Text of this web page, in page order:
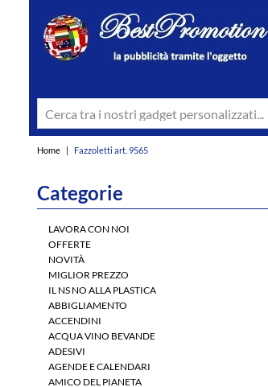
Home | Fazzoletti art. 9565
Categorie
LAVORA CON NOI
OFFERTE
NOVITÀ
MIGLIOR PREZZO
IL NS NO ALLA PLASTICA
ABBIGLIAMENTO
ACCENDINI
ACQUA VINO BEVANDE
ADESIVI
AGENDE E CALENDARI
AMICO DEL PIANETA